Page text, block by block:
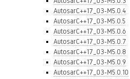
AutosarC++17_03-M5.0.4
AutosarC++17_03-M5.0.5
AutosarC++17_03-M5.0.6
AutosarC++17_03-M5.0.7
AutosarC++17_03-M5.0.8
AutosarC++17_03-M5.0.9
AutosarC++17_03-M5.0.10